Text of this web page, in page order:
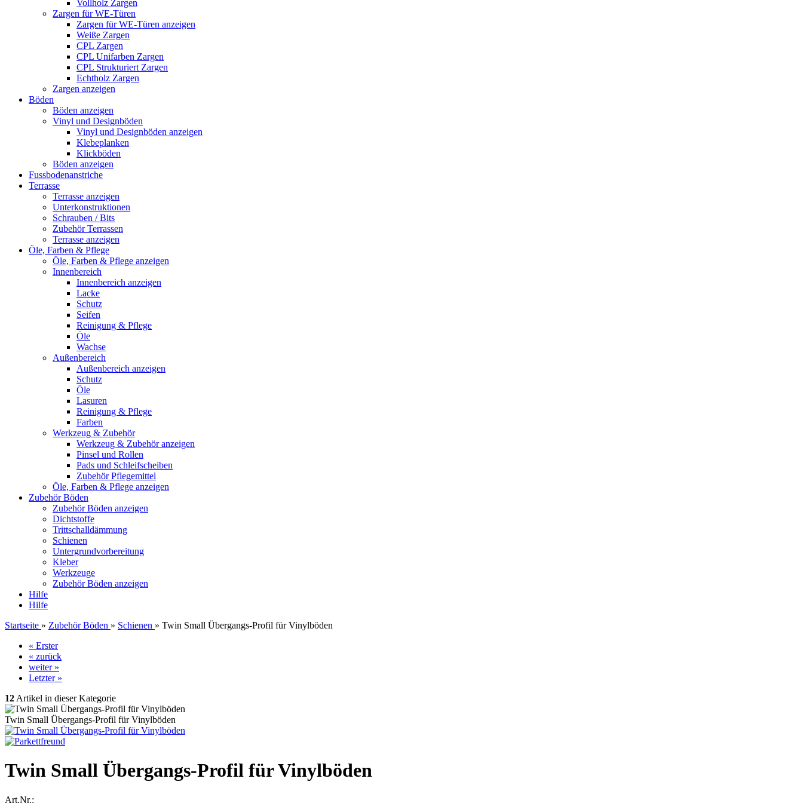
Vollholz Zargen
Zargen für WE-Türen
Zargen für WE-Türen anzeigen
Weiße Zargen
CPL Zargen
CPL Unifarben Zargen
CPL Strukturiert Zargen
Echtholz Zargen
Zargen anzeigen
Böden
Böden anzeigen
Vinyl und Designböden
Vinyl und Designböden anzeigen
Klebeplanken
Klickböden
Böden anzeigen
Fussbodenanstriche
Terrasse
Terrasse anzeigen
Unterkonstruktionen
Schrauben / Bits
Zubehör Terrassen
Terrasse anzeigen
Öle, Farben & Pflege
Öle, Farben & Pflege anzeigen
Innenbereich
Innenbereich anzeigen
Lacke
Schutz
Seifen
Reinigung & Pflege
Öle
Wachse
Außenbereich
Außenbereich anzeigen
Schutz
Öle
Lasuren
Reinigung & Pflege
Farben
Werkzeug & Zubehör
Werkzeug & Zubehör anzeigen
Pinsel und Rollen
Pads und Schleifscheiben
Zubehör Pflegemittel
Öle, Farben & Pflege anzeigen
Zubehör Böden
Zubehör Böden anzeigen
Dichtstoffe
Trittschalldämmung
Schienen
Untergrundvorbereitung
Kleber
Werkzeuge
Zubehör Böden anzeigen
Hilfe
Hilfe
Startseite » Zubehör Böden » Schienen » Twin Small Übergangs-Profil für Vinylböden
« Erster
« zurück
weiter »
Letzter »
12 Artikel in dieser Kategorie
Twin Small Übergangs-Profil für Vinylböden
Twin Small Übergangs-Profil für Vinylböden
Art.Nr.: